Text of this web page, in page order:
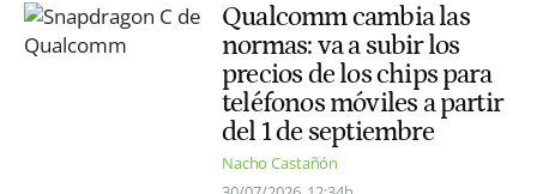
Qualcomm cambia las
normas: va a subir los
precios de los chips para
teléfonos móviles a partir
del 1 de septiembre
Nacho Castañón